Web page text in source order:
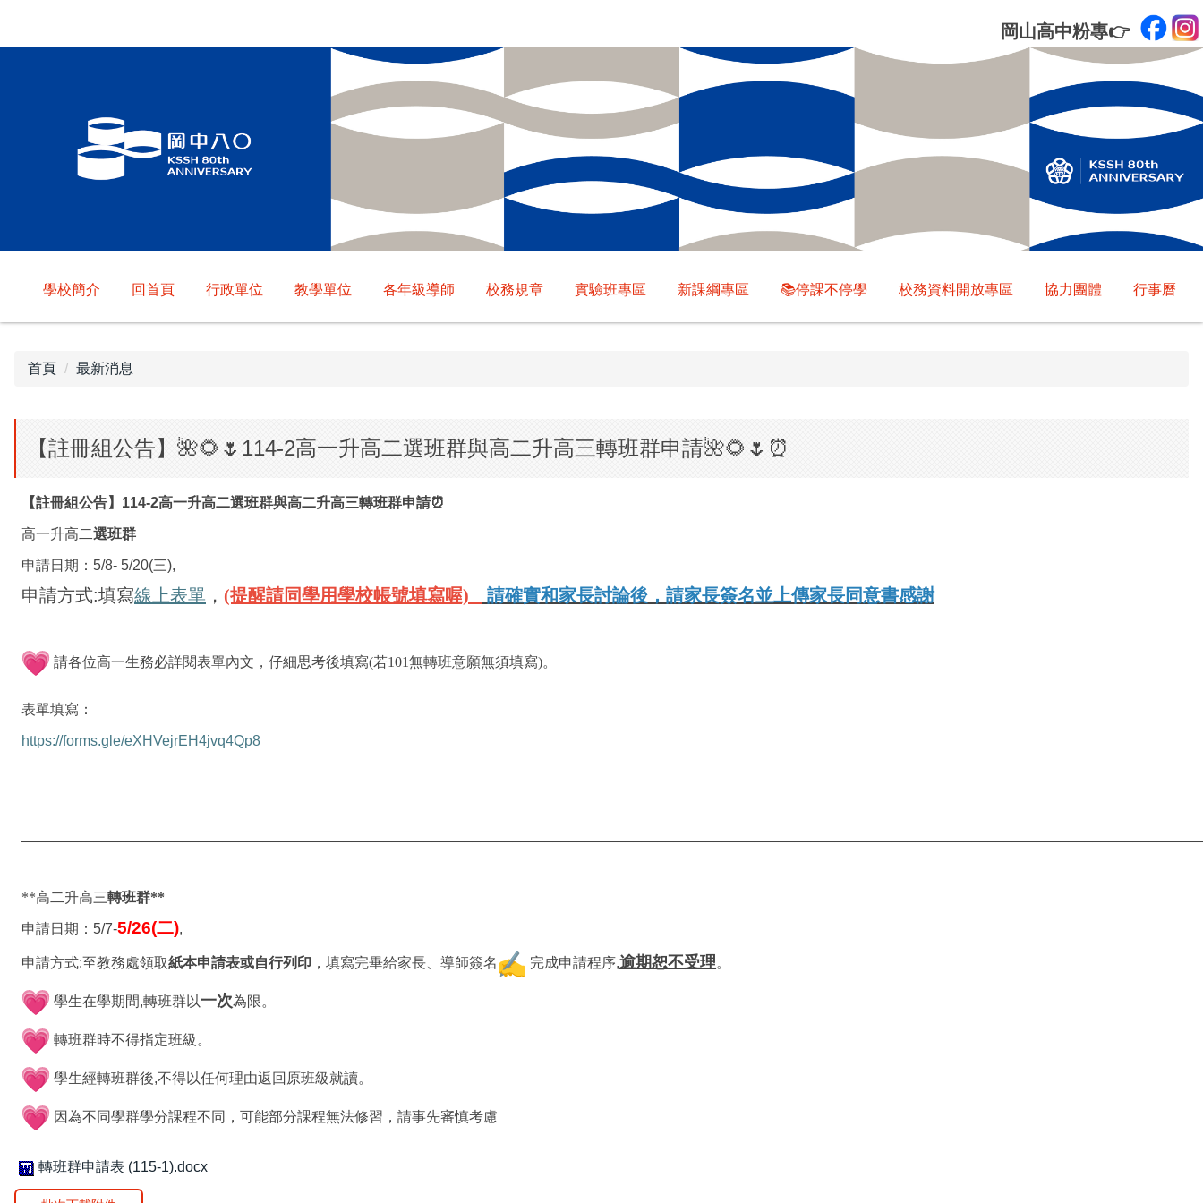
岡山高中粉專👉
學校簡介 回首頁 行政單位 教學單位 各年級導師 校務規章 實驗班專區 新課綱專區 📚停課不停學 校務資料開放專區 協力團體 行事曆
首頁 最新消息
【註冊組公告】🌺🌻🌷114-2高一升高二選班群與高二升高三轉班群申請🌺🌻🌷⏰
【註冊組公告】 114-2高一升高二選班群與高二升高三轉班群申請⏰
高一升高二選班群
申請日期： 5/8- 5/20(三),
申請方式:填寫線上表單 ， (提醒請同學用學校帳號填寫喔) 請確實和家長討論後，請家長簽名並上傳家長同意書感謝
請各位高一生務必詳閱表單內文，仔細思考後填寫(若101無轉班意願無須填寫)。
表單填寫：
https://forms.gle/eXHVejrEH4jvq4Qp8
**高二升高三轉班群**
申請日期： 5/7-5/26(二),
申請方式:至教務處領取紙本申請表或自行列印 ，填寫完畢給家長、導師簽名 完成申請程序,逾期恕不受理。
學生在學期間,轉班群以一次為限。
轉班群時不得指定班級。
學生經轉班群後,不得以任何理由返回原班級就讀。
因為不同學群學分課程不同，可能部分課程無法修習，請事先審慎考慮
轉班群申請表 (115-1).docx